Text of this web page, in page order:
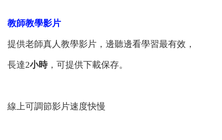
教師教學影片
提供老師真人教學影片，邊聽邊看學習最有效，
長達2小時，可提供下載保存。
線上可調節影片速度快慢